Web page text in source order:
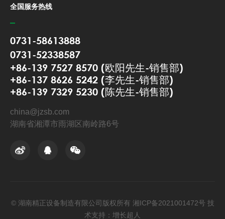
全国服务热线
0731-58613888
0731-52338587
+86-139 7527 8570 (欧阳先生-销售部)
+86-137 8626 5242 (李先生-销售部)
+86-139 7329 5230 (陈先生-销售部)
china@jzsb.com
湖南省湘潭市雨湖区南岭路6号
© 湖南精正设备制造有限公司版权所有 湘ICP备2021001472号 技
术支持：增长超人